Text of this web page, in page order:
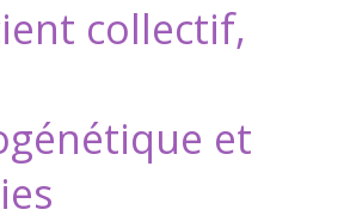
collectif,
et